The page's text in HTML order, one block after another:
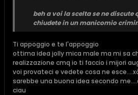
beh a voi la scelta se ne discute
chiudete in un manicomio
Ti appoggio e te l'appoggio
ottima idea jolly mica male ma mi sa
realizzazione cmq io ti faccio i mijori
voi provateci e vedete cosa ne
sarebbe una buona idea secondo
ciau